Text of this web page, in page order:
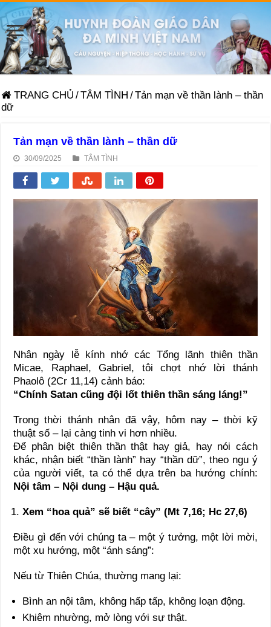
TRANG CHỦ /TÂM TÌNH /Tản mạn về thần lành – thần
dữ
Tản mạn về thần lành – thần dữ
30/09/2025 TÂM TÌNH
Nhân ngày lễ kính nhớ các Tổng lãnh thiên thần
Micae, Raphael, Gabriel, tôi chợt nhớ lời thánh
Phaolô (2Cr 11,14) cảnh báo:
“Chính Satan cũng đội lốt thiên thần sáng láng!”
Trong thời thánh nhân đã vậy, hôm nay – thời kỹ
thuật số – lại càng tinh vi hơn nhiều.
Để phân biệt thiên thần thật hay giả, hay nói cách
khác, nhận biết “thần lành” hay “thần dữ”, theo ngu ý
của người viết, ta có thể dựa trên ba hướng chính:
Nội tâm – Nội dung – Hậu quả.
Xem “hoa quả” sẽ biết “cây” (Mt 7,16; Hc 27,6)
Điều gì đến với chúng ta – một ý tưởng, một lời mời,
một xu hướng, một “ánh sáng”:
Nếu từ Thiên Chúa, thường mang lại:
Bình an nội tâm, không hấp tấp, không loạn động.
Khiêm nhường, mở lòng với sự thật.